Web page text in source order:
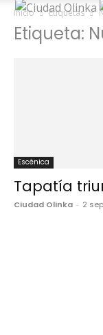
Inicio Etiquetas
Etiqueta:
Escénica
Tapatía
Ciudad Olinka - 2